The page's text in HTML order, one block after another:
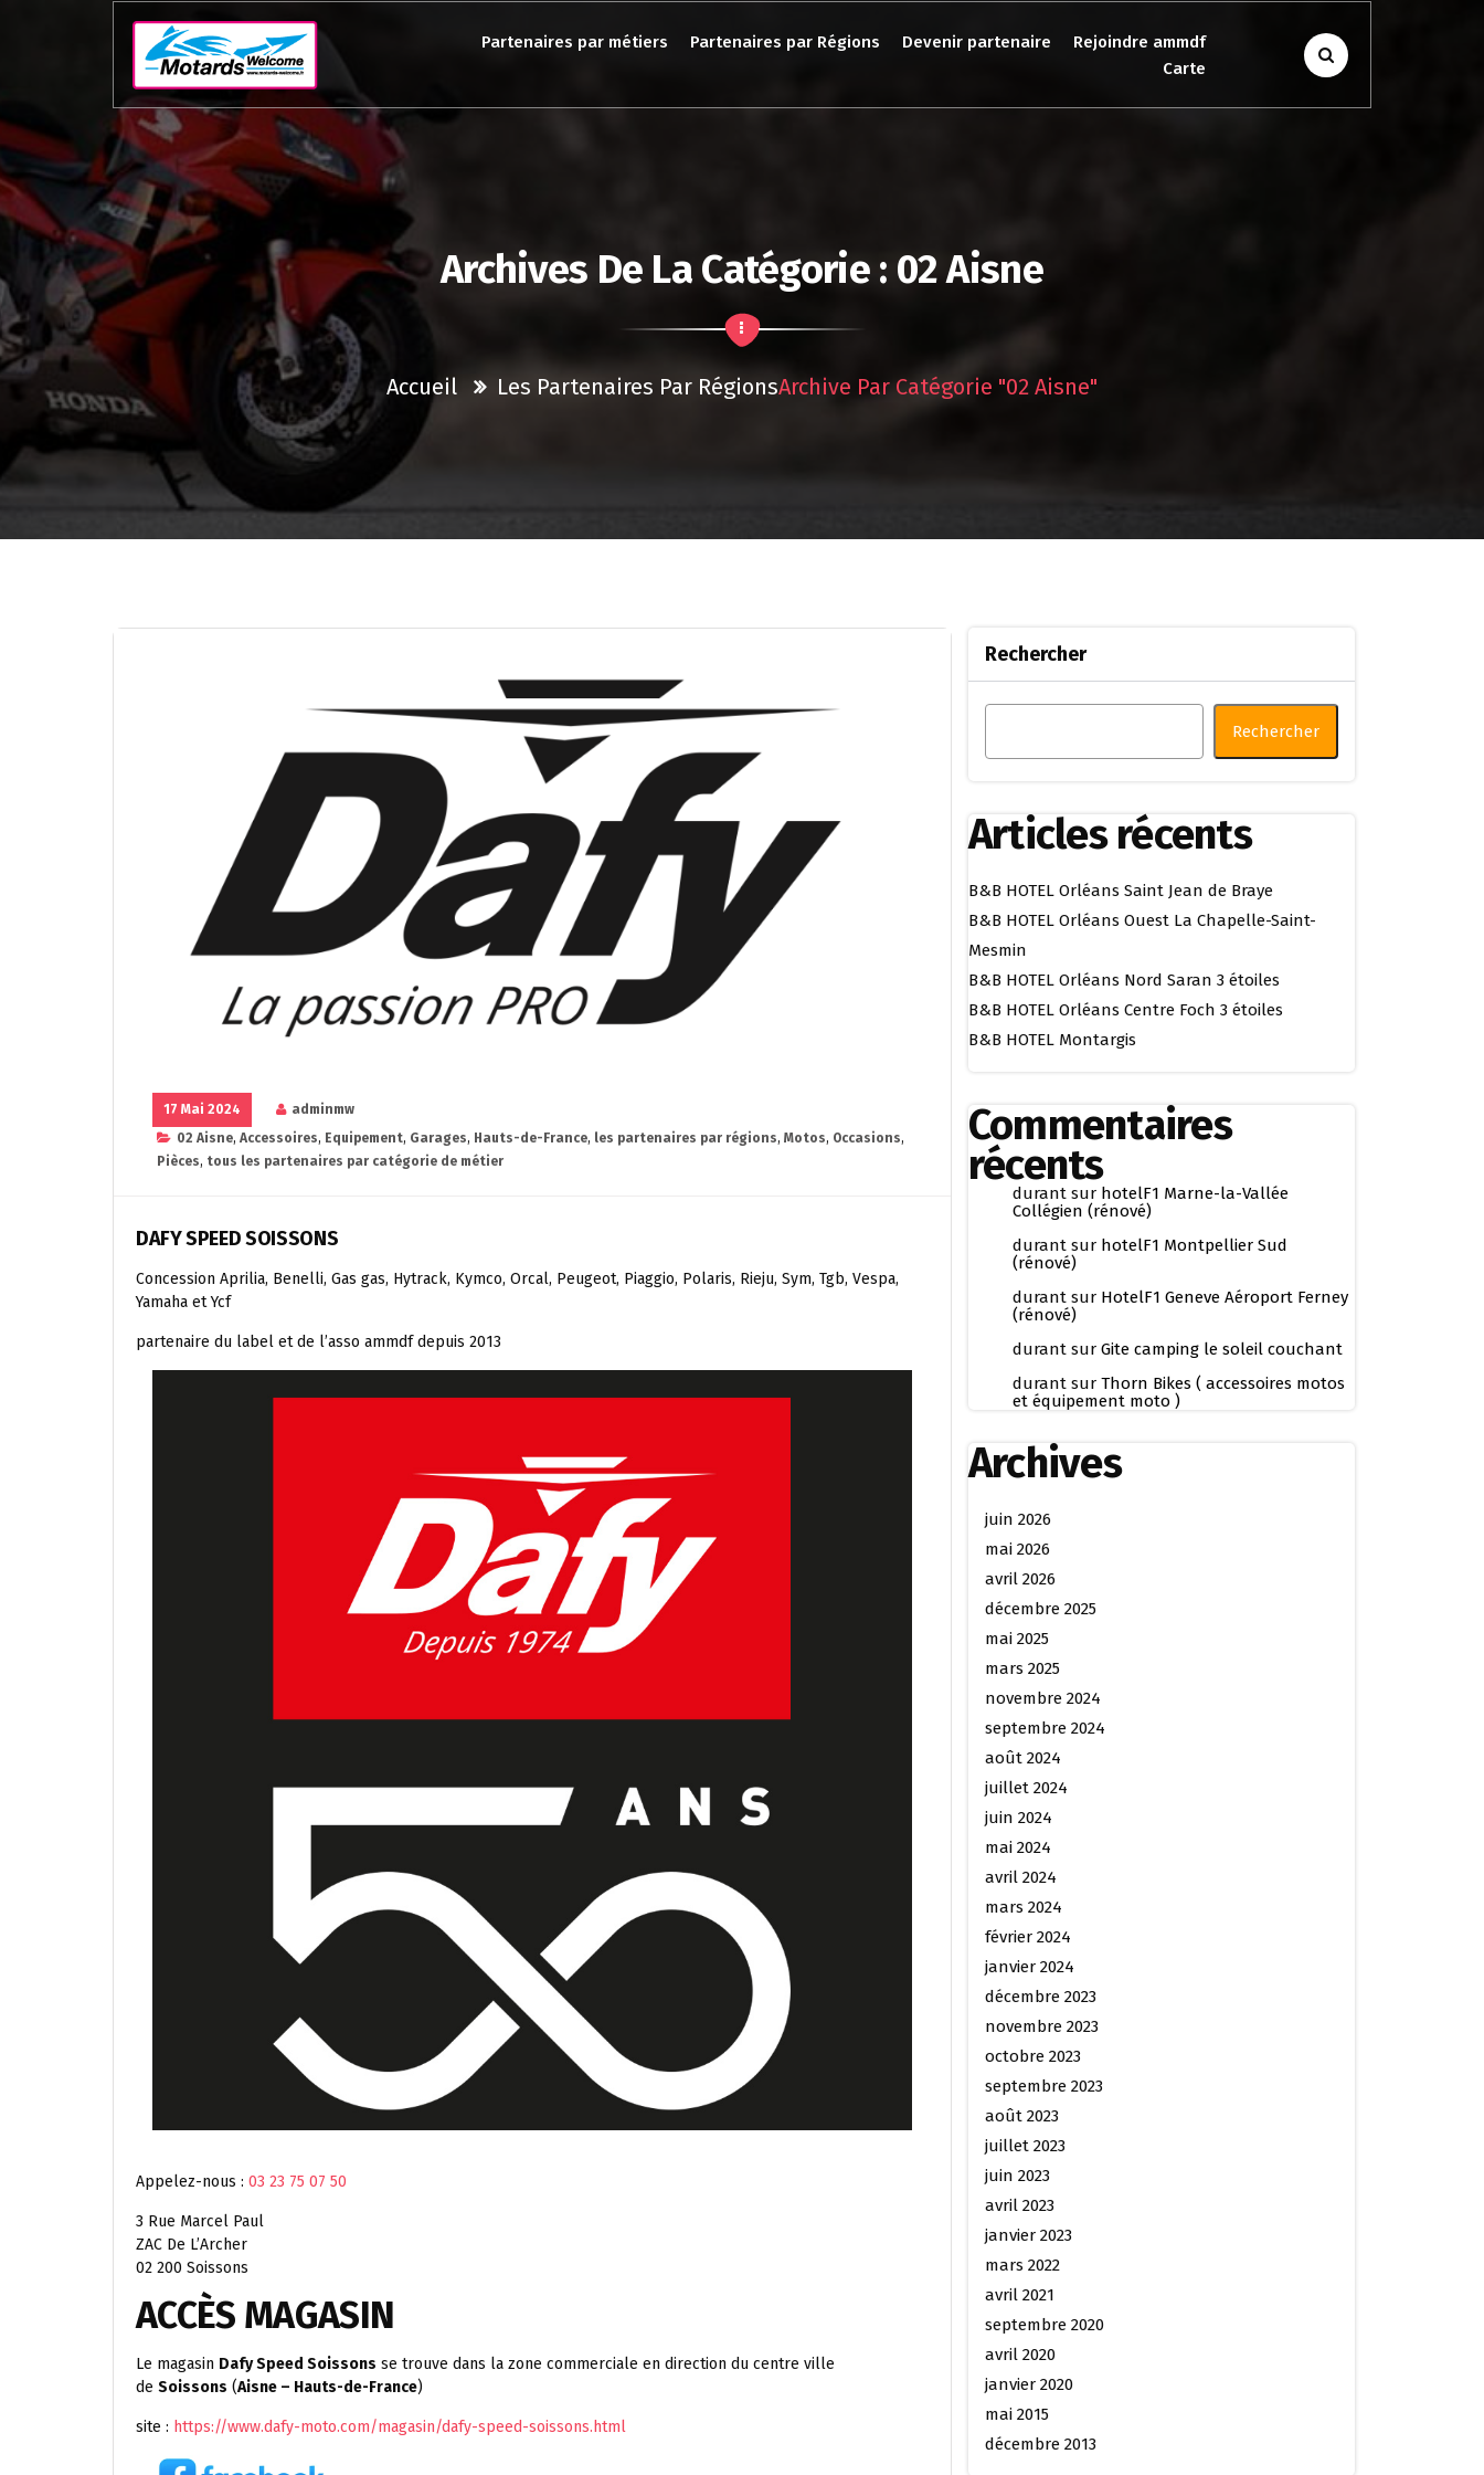
Partenaires par métiers Partenaires par Régions Devenir partenaire
Rejoindre ammdf
Carte
Archives De La Catégorie : 02 Aisne
Accueil Les Partenaires Par RégionsArchive Par Catégorie "02 Aisne"
17 Mai 2024
adminmw
02 Aisne, Accessoires, Equipement, Garages, Hauts-de-France, les partenaires par régions, Motos, Occasions,
Pièces, tous les partenaires par catégorie de métier
DAFY SPEED SOISSONS
Concession Aprilia, Benelli, Gas gas, Hytrack, Kymco, Orcal, Peugeot, Piaggio, Polaris, Rieju, Sym, Tgb, Vespa,
Yamaha et Ycf
partenaire du label et de l’asso ammdf depuis 2013
Appelez-nous : 03 23 75 07 50
3 Rue Marcel Paul
ZAC De L’Archer
02 200 Soissons
ACCÈS MAGASIN
Le magasin Dafy Speed Soissons se trouve dans la zone commerciale en direction du centre ville
de Soissons (Aisne – Hauts-de-France)
site : https://www.dafy-moto.com/magasin/dafy-speed-soissons.html
Rechercher
Rechercher
Articles récents
B&B HOTEL Orléans Saint Jean de Braye
B&B HOTEL Orléans Ouest La Chapelle-Saint-
Mesmin
B&B HOTEL Orléans Nord Saran 3 étoiles
B&B HOTEL Orléans Centre Foch 3 étoiles
B&B HOTEL Montargis
Commentaires
récents
durant sur hotelF1 Marne-la-Vallée
Collégien (rénové)
durant sur hotelF1 Montpellier Sud
(rénové)
durant sur HotelF1 Geneve Aéroport Ferney
(rénové)
durant sur Gite camping le soleil couchant
durant sur Thorn Bikes ( accessoires motos
et équipement moto )
Archives
juin 2026
mai 2026
avril 2026
décembre 2025
mai 2025
mars 2025
novembre 2024
septembre 2024
août 2024
juillet 2024
juin 2024
mai 2024
avril 2024
mars 2024
février 2024
janvier 2024
décembre 2023
novembre 2023
octobre 2023
septembre 2023
août 2023
juillet 2023
juin 2023
avril 2023
janvier 2023
mars 2022
avril 2021
septembre 2020
avril 2020
janvier 2020
mai 2015
décembre 2013